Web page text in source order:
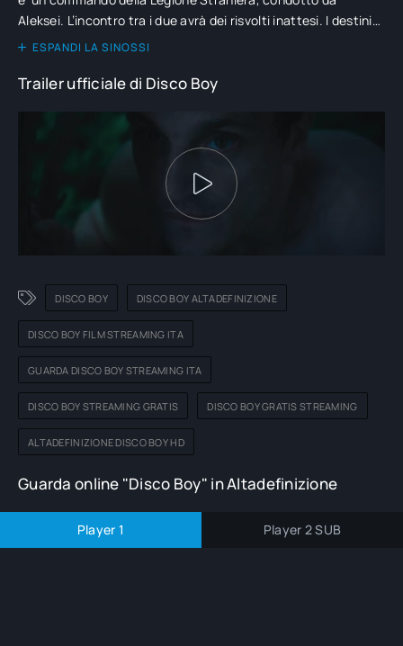
Aleksei. L’incontro tra i due avrà dei risvolti inattesi. I destini
di Aleksei e Jomo si sovrapporranno, proseguendo al di là dei
ESPANDI LA SINOSSI
Trailer ufficiale di Disco Boy
DISCO BOY DISCO BOY ALTADEFINIZIONE
DISCO BOY FILM STREAMING ITA
GUARDA DISCO BOY STREAMING ITA
DISCO BOY STREAMING GRATIS DISCO BOY GRATIS STREAMING
ALTADEFINIZIONE DISCO BOY HD
Guarda online "Disco Boy" in Altadefinizione
Player 1 Player 2 SUB